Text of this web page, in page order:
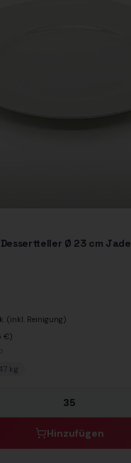
Ø 23 cm Jade
(inkl. Reinigung)
€)
kg
Hinzufügen